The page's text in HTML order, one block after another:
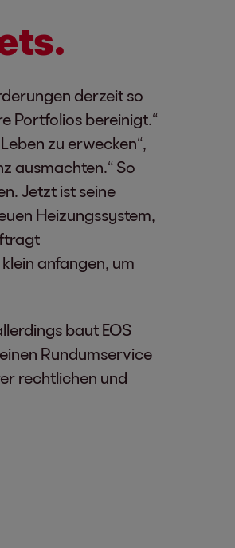
derzeit so
Portfolios bereinigt.“
zu erwecken“,
ausmachten.“ So
Jetzt ist seine
Heizungssystem,
anfangen, um
baut EOS
Rundumservice
rechtlichen und